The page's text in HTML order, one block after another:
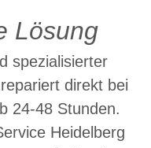
Lösung
spezialisierter
direkt bei
24-48 Stunden.
Heidelberg